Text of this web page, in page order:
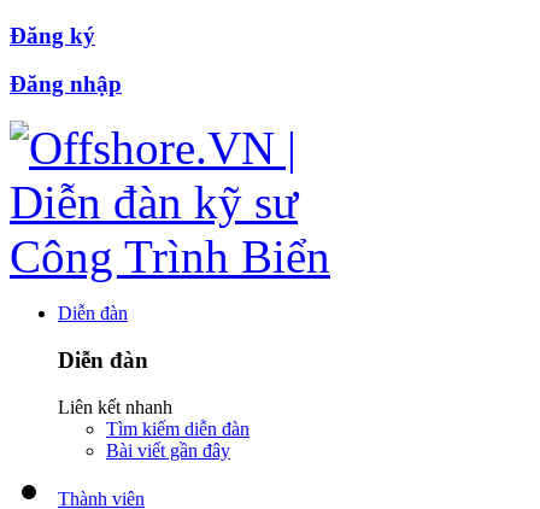
Đăng ký
Đăng nhập
Diễn đàn
Diễn đàn
Liên kết nhanh
Tìm kiếm diễn đàn
Bài viết gần đây
Thành viên